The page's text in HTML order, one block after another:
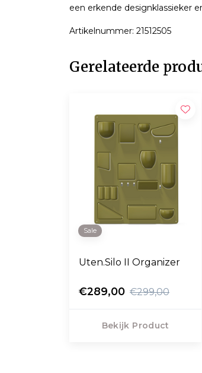
een erkende designklassieker
Artikelnummer: 21512505
Gerelateerde
Sale
Uten.Silo II Organizer
€289,00 €299,00
Bekijk Product